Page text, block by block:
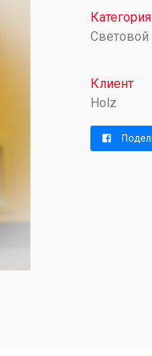
Категория
Световой
Клиент
Holz